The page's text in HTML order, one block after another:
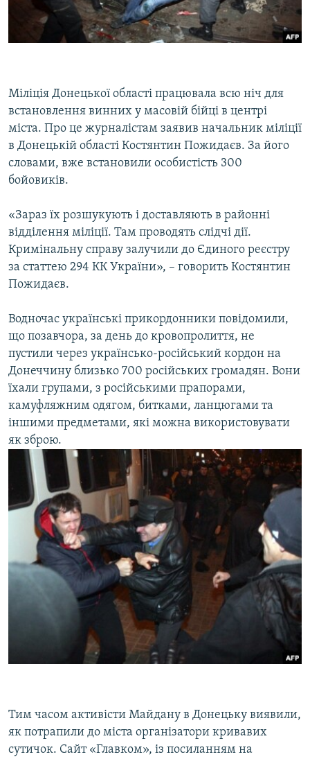
Міліція Донецької області працювала всю ніч для
встановлення винних у масовій бійці в центрі
міста. Про це журналістам заявив начальник міліції
в Донецькій області Костянтин Пожидаєв. За його
словами, вже встановили особистість 300
бойовиків.
«Зараз їх розшукують і доставляють в районні
відділення міліції. Там проводять слідчі дії.
Кримінальну справу залучили до Єдиного реєстру
за статтею 294 КК України», – говорить Костянтин
Пожидаєв.
Водночас українські прикордонники повідомили,
що позавчора, за день до кровопролиття, не
пустили через українсько-російський кордон на
Донеччину близько 700 російських громадян. Вони
їхали групами, з російськими прапорами,
камуфляжним одягом, битками, ланцюгами та
іншими предметами, які можна використовувати
як зброю.
Тим часом активісти Майдану в Донецьку виявили,
як потрапили до міста організатори кривавих
сутичок. Сайт «Главком», із посиланням на